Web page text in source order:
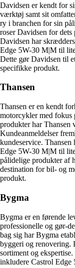
Davidsen er kendt for
værktøj samt sit
ry i branchen for sin
roser Davidsen for
Davidsen har
Edge 5W-30 M|M til
Dette gør Davidsen til
specifikke produkt.
Thansen
Thansen er en kendt
motorcykler med fokus
produkter har Thansen
Kundeanmeldelser
kundeservice. Thansen
Edge 5W-30 M|M til
pålidelige produkter af
destination for bil- og
produkt.
Bygma
Bygma er en førende
professionelle og gør-
bag sig har Bygma
byggeri og renovering.
sortiment og
inkludere Castrol